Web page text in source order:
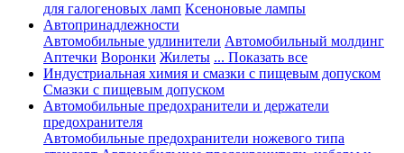
для галогеновых ламп Ксеноновые лампы
Автопринадлежности
Автомобильные удлинители Автомобильный молдинг
Аптечки Воронки Жилеты ... Показать все
Индустриальная химия и смазки с пищевым допуском
Смазки с пищевым допуском
Автомобильные предохранители и держатели
предохранителя
Автомобильные предохранители ножевого типа